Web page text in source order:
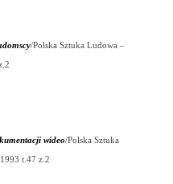
/Polska Sztuka Ludowa –
wideo/Polska Sztuka
t.47 z.2